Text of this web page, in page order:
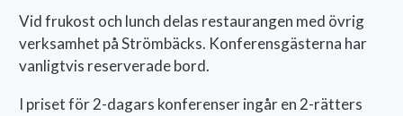
Vid frukost och lunch delas restaurangen med övrig
verksamhet på Strömbäcks. Konferensgästerna har
vanligtvis reserverade bord.
I priset för 2-dagars konferenser ingår en 2-rätters